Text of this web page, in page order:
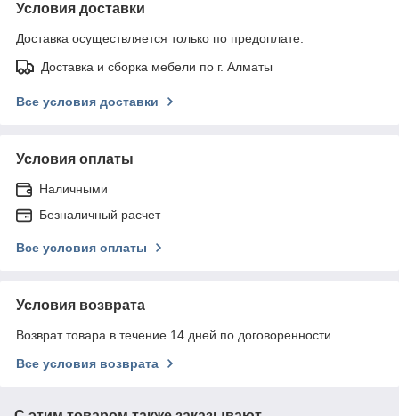
Условия доставки
Доставка осуществляется только по предоплате.
Доставка и сборка мебели по г. Алматы
Все условия доставки
Условия оплаты
Наличными
Безналичный расчет
Все условия оплаты
Условия возврата
Возврат товара в течение 14 дней по договоренности
Все условия возврата